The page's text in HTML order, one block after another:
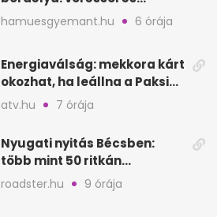
éheztetéssel tartották
fogva a nőket
hamuesgyemant.hu 6 órája
Energiaválság: mekkora kárt
okozhat, ha leállna a Paksi
Atomerőmű?
atv.hu 7 órája
Nyugati nyitás Bécsben:
több mint 50 ritkán
látogatható épület
roadster.hu 9 órája